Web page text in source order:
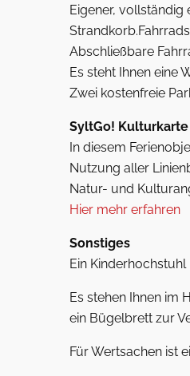
Eigener, vollständig
Abschließbare
Es steht Ihnen eine
Zwei kostenfreie
SyltGo! Kulturkarte
In diesem
Nutzung aller
Natur- und
Hier mehr erfahren
Sonstiges
Ein
Es stehen Ihnen im
ein Bügelbrett zur
Für Wertsachen ist